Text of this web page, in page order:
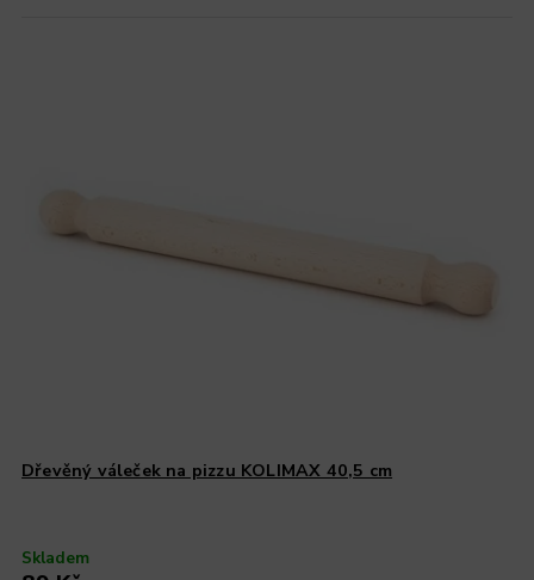
Dřevěný váleček na pizzu KOLIMAX 40,5 cm
Skladem